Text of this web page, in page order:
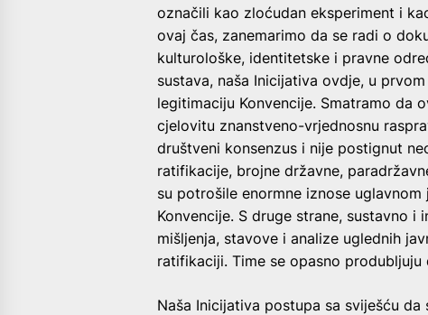
označili kao zloćudan eksperiment i
ovaj čas, zanemarimo da se radi o
kulturološke, identitetske i pravne
sustava, naša Inicijativa ovdje, u
legitimaciju Konvencije. Smatramo da
cjelovitu znanstveno-vrjednosnu
društveni konsenzus i nije postignut
ratifikacije, brojne državne,
su potrošile enormne iznose
Konvencije. S druge strane, sustavno
mišljenja, stavove i analize uglednih
ratifikaciji. Time se opasno
Naša Inicijativa postupa sa sviješću